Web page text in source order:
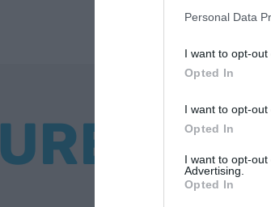
Personal Data
I want to opt-out
Opted In
I want to opt-out
Opted In
I want to opt-
Advertising.
Opted In